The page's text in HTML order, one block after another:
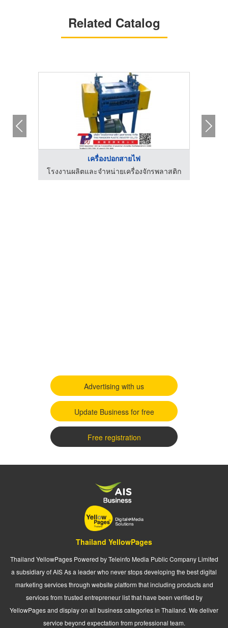
Related Catalog
เครื่องปอกสายไฟ
โรงงานผลิตและจำหน่ายเครื่องจักรพลาสติก
Advertising with us
Update Business for free
Free registration
Thailand YellowPages
Thailand YellowPages Powered by Teleinfo Media Public Company Limited
a subsidiary of AIS As a leader who never stops developing the best digital
marketing services through website platform that including products and
services from trusted entrepreneur list that have been verified by
YellowPages and display on all business categories in Thailand. We deliver
service beyond expectation from professional team.